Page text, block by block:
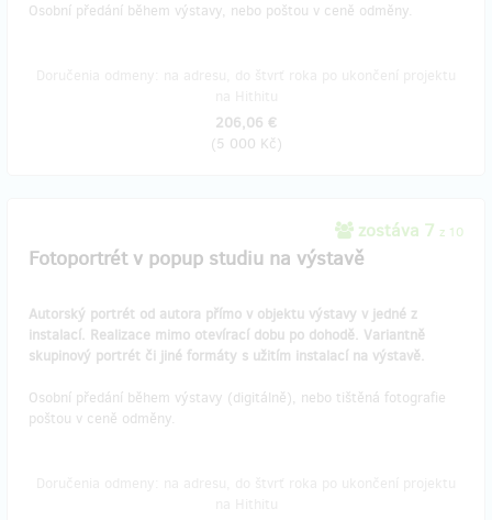
Osobní předání během výstavy, nebo poštou v ceně odměny.
206,06 €
(5 000 Kč)
zostáva 7 z 10
Fotoportrét v popup studiu na výstavě
Autorský portrét od autora přímo v objektu výstavy v jedné z
instalací. Realizace mimo otevírací dobu po dohodě. Variantně
skupinový portrét či jiné formáty s užitím instalací na výstavě.
Osobní předání během výstavy (digitálně), nebo tištěná fotografie
poštou v ceně odměny.